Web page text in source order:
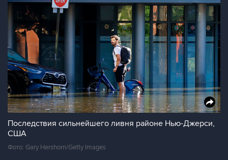
Последствия сильнейшего ливня районе Нью-Джерси,
США
Фото: Gary Hershorn/Getty Images